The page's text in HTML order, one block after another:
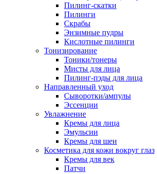
Пилинг-скатки
Пилинги
Скрабы
Энзимные пудры
Кислотные пилинги
Тонизирование
Тоники/тонеры
Мисты для лица
Пилинг-пэды для лица
Направленный уход
Сыворотки/ампулы
Эссенции
Увлажнение
Кремы для лица
Эмульсии
Кремы для шеи
Косметика для кожи вокруг глаз
Кремы для век
Патчи